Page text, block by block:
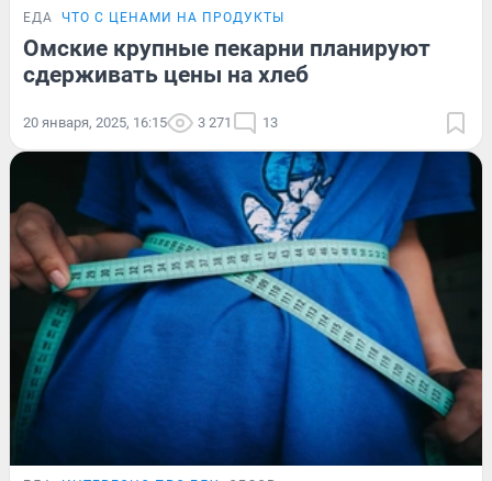
ЕДА ЧТО С ЦЕНАМИ НА ПРОДУКТЫ
Омские крупные пекарни планируют
сдерживать цены на хлеб
20 января, 2025, 16:15 3 271 13